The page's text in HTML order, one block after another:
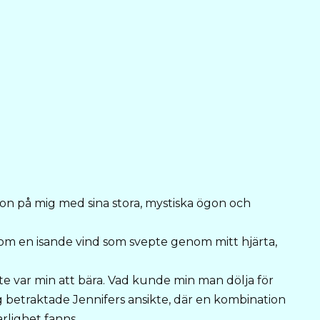
på mig med sina stora, mystiska ögon och
en isande vind som svepte genom mitt hjärta,
var min att bära. Vad kunde min man dölja för
Jennifers ansikte, där en kombination